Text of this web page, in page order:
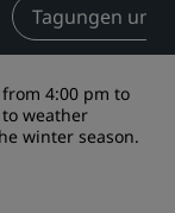
Tagungen und
4:00 pm to
weather
winter season.